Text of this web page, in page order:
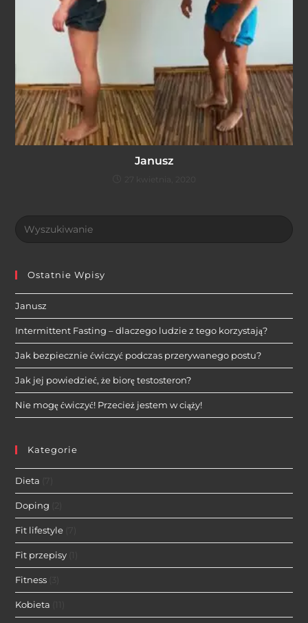
Janusz
27 kwietnia, 2020
Ostatnie Wpisy
Janusz
Intermittent Fasting – dlaczego ludzie z tego korzystają?
Jak bezpiecznie ćwiczyć podczas przerywanego postu?
Jak jej powiedzieć, że biorę testosteron?
Nie mogę ćwiczyć! Przecież jestem w ciąży!
Kategorie
Dieta
Doping (2)
Fit lifestyle
Fit przepisy
Fitness
Kobieta